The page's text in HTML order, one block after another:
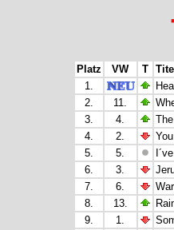
Platz VW T
1.
2.
11.
3.
4.
4.
2.
5.
5.
6.
3.
7.
6.
8.
13.
9.
1.